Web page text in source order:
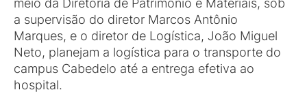
meio da Diretoria de Patrimônio e Materiais, sob
a supervisão do diretor Marcos Antônio
Marques, e o diretor de Logística, João Miguel
Neto, planejam a logística para o transporte do
campus Cabedelo até a entrega efetiva ao
hospital.